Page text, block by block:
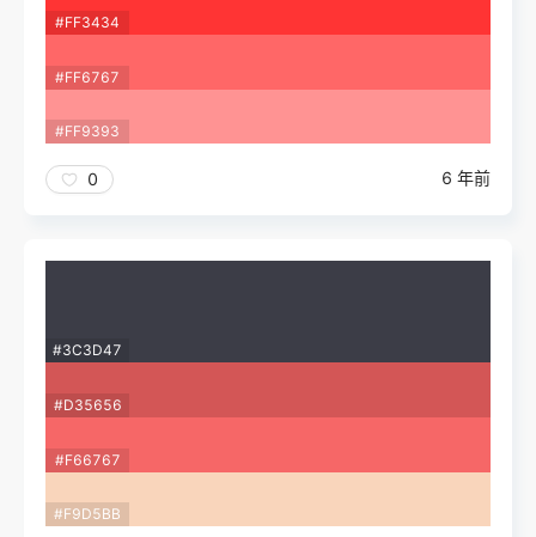
#FF3434
#FF6767
#FF9393
0 6 年前
#3C3D47
#D35656
#F66767
#F9D5BB